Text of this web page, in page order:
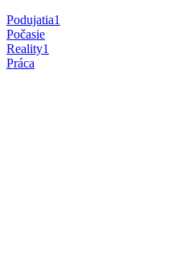
Podujatia1
Počasie
Reality1
Práca